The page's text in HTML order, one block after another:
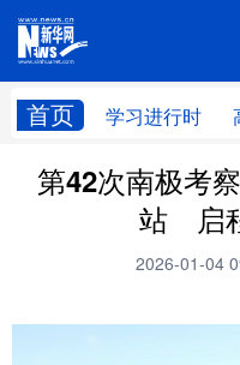
首页 学习进行时
学习进行时 高层
财经
第42次南极考
站 启
2026-01-04